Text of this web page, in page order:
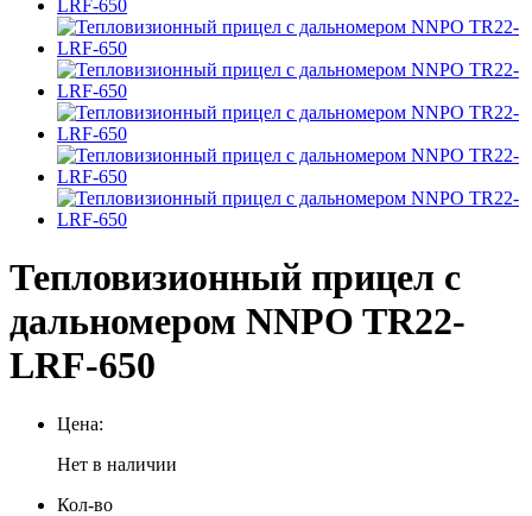
Тепловизионный прицел с
дальномером NNPO TR22-
LRF-650
Цена:
Нет в наличии
Кол-во